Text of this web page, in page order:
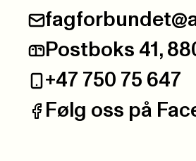
E-post:
Postadresse:
Postboks 41,
Telefon:
+47 750 75 647
Facebook:
Følg oss på